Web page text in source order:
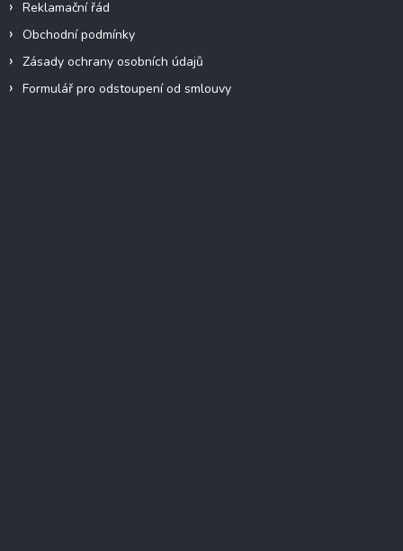
Reklamační řád
Obchodní podmínky
Zásady ochrany osobních údajů
Formulář pro odstoupení od smlouvy